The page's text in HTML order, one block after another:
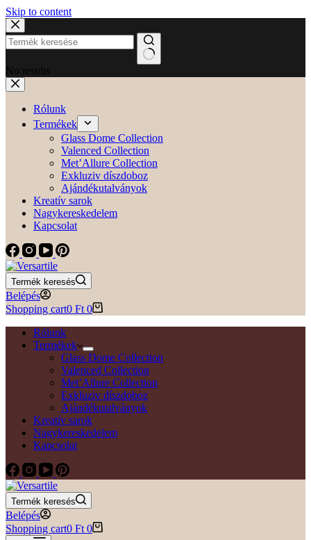
Skip to content
No results
Rólunk
Termékek
Glass Dome Collection
Valenced Collection
Met’Allure Collection
Exkluziv díszdoboz
Ajándékutalványok
Kreatív sarok
Nagykereskedelem
Kapcsolat
Termék keresés
Belépés
Shopping cart0 Ft 0
Rólunk
Termékek
Glass Dome Collection
Valenced Collection
Met’Allure Collection
Exkluziv díszdoboz
Ajándékutalványok
Kreatív sarok
Nagykereskedelem
Kapcsolat
Termék keresés
Belépés
Shopping cart0 Ft 0